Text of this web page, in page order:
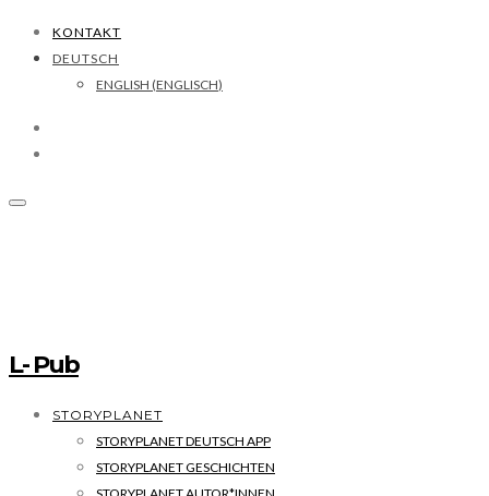
KONTAKT
DEUTSCH
ENGLISH (ENGLISCH)
L- Pub
STORYPLANET
STORYPLANET DEUTSCH APP
STORYPLANET GESCHICHTEN